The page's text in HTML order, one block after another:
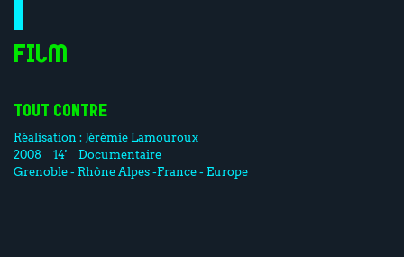
Film
TOUT CONTRE
Réalisation : Jérémie Lamouroux
2008
14'
Documentaire
Grenoble - Rhône Alpes -France - Europe